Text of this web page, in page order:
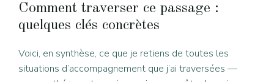
Comment traverser ce passage :
quelques clés concrètes
Voici, en synthèse, ce que je retiens de toutes les
situations d’accompagnement que j’ai traversées —